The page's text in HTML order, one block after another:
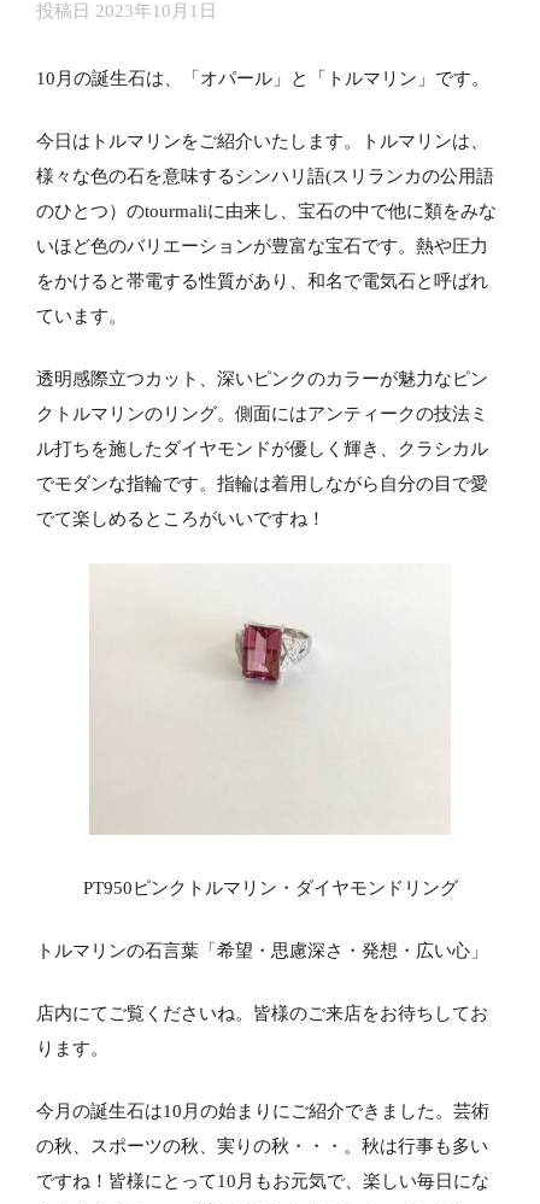
投稿日 2023年10月1日
10月の誕生石は、「オパール」と「トルマリン」です。
今日はトルマリンをご紹介いたします。トルマリンは、
様々な色の石を意味するシンハリ語(スリランカの公用語
のひとつ）のtourmaliに由来し、宝石の中で他に類をみな
いほど色のバリエーションが豊富な宝石です。熱や圧力
をかけると帯電する性質があり、和名で電気石と呼ばれ
ています。
透明感際立つカット、深いピンクのカラーが魅力なピン
クトルマリンのリング。側面にはアンティークの技法ミ
ル打ちを施したダイヤモンドが優しく輝き、クラシカル
でモダンな指輪です。指輪は着用しながら自分の目で愛
でて楽しめるところがいいですね！
PT950ピンクトルマリン・ダイヤモンドリング
トルマリンの石言葉「希望・思慮深さ・発想・広い心」
店内にてご覧くださいね。皆様のご来店をお待ちしてお
ります。
今月の誕生石は10月の始まりにご紹介できました。芸術
の秋、スポーツの秋、実りの秋・・・。秋は行事も多い
ですね！皆様にとって10月もお元気で、楽しい毎日にな